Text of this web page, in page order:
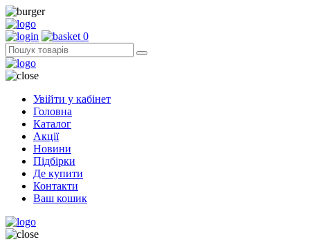
0
Увійти у кабінет
Головна
Каталог
Акції
Новини
Підбірки
Де купити
Контакти
Ваш кошик